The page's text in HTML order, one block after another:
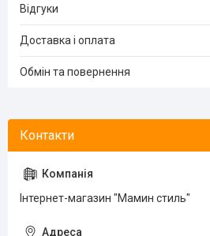
Відгуки
Доставка і оплата
Обмін та повернення
Інтернет-магазин "Мамин стиль"